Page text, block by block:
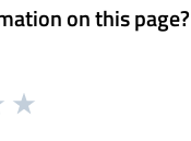
on this page?